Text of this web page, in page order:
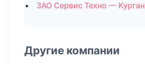
ЗАО Сервис Техно — Курган
Другие компании